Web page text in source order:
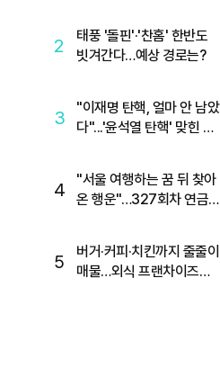
2
태풍 '돌핀'·'찬홈' 한반도
빗겨간다…예상 경로는?
3
"이재명 탄핵, 얼마 안 남았
다"...'윤석열 탄핵' 맞힌 무
4
"서울 여행하는 꿈 뒤 찾아
온 행운"…327회차 연금
5
버거·커피·치킨까지 줄줄이
매물…외식 프랜차이즈